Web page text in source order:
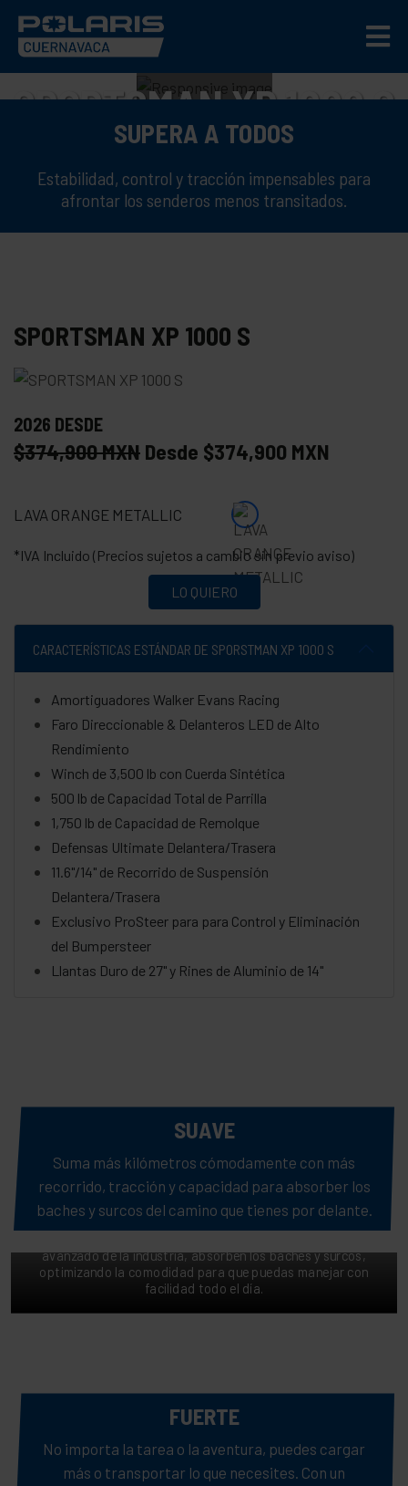
SPORTSMAN XP 1000 S
DESEMPEÑO PARA RODAR DONDE SEA
SUPERA A TODOS
Estabilidad, control y tracción impensables para
afrontar los senderos menos transitados.
SPORTSMAN XP 1000 S
2026 DESDE
$374,900 MXN Desde $374,900 MXN
LAVA ORANGE METALLIC
*IVA Incluido (Precios sujetos a cambio sin previo aviso)
LO QUIERO
CARACTERÍSTICAS ESTÁNDAR DE SPORSTMAN XP 1000 S
Amortiguadores Walker Evans Racing
Faro Direccionable & Delanteros LED de Alto
Rendimiento
Winch de 3,500 lb con Cuerda Sintética
500 lb de Capacidad Total de Parrilla
1,750 lb de Capacidad de Remolque
Defensas Ultimate Delantera/Trasera
11.6"/14" de Recorrido de Suspensión
Delantera/Trasera
Exclusivo ProSteer para para Control y Eliminación
del Bumpersteer
Llantas Duro de 27" y Rines de Aluminio de 14"
SUAVE
Suma más kilómetros cómodamente con más
recorrido, tracción y capacidad para absorber los
baches y surcos del camino que tienes por delante.
PERSONALIZA TU COMODIDAD
Configura tu nivel de suavidad preferido en cualquier terreno
con los amortiguadores ajustables Walker Evans, con doble
avanzado de la industria, absorben los baches y surcos,
optimizando la comodidad para que puedas manejar con
facilidad todo el día.
FUERTE
No importa la tarea o la aventura, puedes cargar
más o transportar lo que necesites. Con un